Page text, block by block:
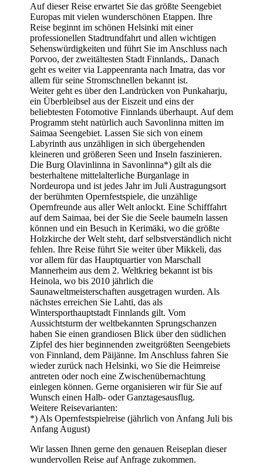
Auf dieser Reise erwartet Sie das größte Seengebiet
Europas mit vielen wunderschönen Etappen. Ihre
Reise beginnt im schönen Helsinki mit einer
professionellen Stadtrundfahrt und allen wichtigen
Sehenswürdigkeiten und führt Sie im Anschluss nach
Porvoo, der zweitältesten Stadt Finnlands,. Danach
geht es weiter via Lappeenranta nach Imatra, das vor
allem für seine Stromschnellen bekannt ist.
Weiter geht es über den Landrücken von Punkaharju,
ein Überbleibsel aus der Eiszeit und eins der
beliebtesten Fotomotive Finnlands überhaupt. Auf dem
Programm steht natürlich auch Savonlinna mitten im
Saimaa Seengebiet. Lassen Sie sich von einem
Labyrinth aus unzähligen in sich übergehenden
kleineren und größeren Seen und Inseln faszinieren.
Die Burg Olavinlinna in Savonlinna*) gilt als die
besterhaltene mittelalterliche Burganlage in
Nordeuropa und ist jedes Jahr im Juli Austragungsort
der berühmten Opernfestspiele, die unzählige
Opernfreunde aus aller Welt anlockt. Eine Schifffahrt
auf dem Saimaa, bei der Sie die Seele baumeln lassen
können und ein Besuch in Kerimäki, wo die größte
Holzkirche der Welt steht, darf selbstverständlich nicht
fehlen. Ihre Reise führt Sie weiter über Mikkeli, das
vor allem für das Hauptquartier von Marschall
Mannerheim aus dem 2. Weltkrieg bekannt ist bis
Heinola, wo bis 2010 jährlich die
Saunaweltmeisterschaften ausgetragen wurden. Als
nächstes erreichen Sie Lahti, das als
Wintersporthauptstadt Finnlands gilt. Vom
Aussichtsturm der weltbekannten Sprungschanzen
haben Sie einen grandiosen Blick über den südlichen
Zipfel des hier beginnenden zweitgrößten Seengebiets
von Finnland, dem Päijänne. Im Anschluss fahren Sie
wieder zurück nach Helsinki, wo Sie die Heimreise
antreten oder noch eine Zwischenübernachtung
einlegen können. Gerne organisieren wir für Sie auf
Wunsch einen Halb- oder Ganztagesausflug.
Weitere Reisevarianten:
*) Als Opernfestspielreise (jährlich von Anfang Juli bis
Anfang August)
Wir lassen Ihnen gerne den genauen Reiseplan dieser
wundervollen Reise auf Anfrage zukommen.